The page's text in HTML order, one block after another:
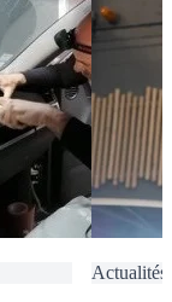
Actualités